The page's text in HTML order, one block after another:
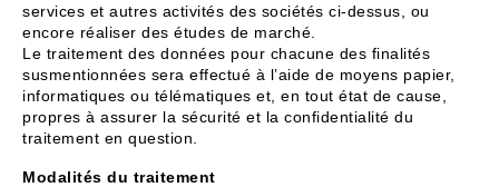
services et autres activités des sociétés ci-dessus, ou
encore réaliser des études de marché.
Le traitement des données pour chacune des finalités
susmentionnées sera effectué à l’aide de moyens papier,
informatiques ou télématiques et, en tout état de cause,
propres à assurer la sécurité et la confidentialité du
traitement en question.
Modalités du traitement